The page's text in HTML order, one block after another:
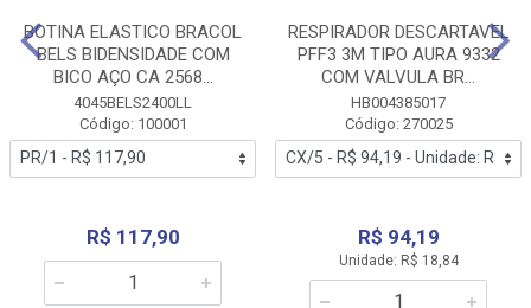
BOTINA ELASTICO BRACOL
BELS BIDENSIDADE COM
BICO AÇO CA 2568...
4045BELS2400LL
Código: 100001
R$ 117,90
RESPIRADOR DESCARTAVEL
PFF3 3M TIPO AURA 9332
COM VALVULA BR...
HB004385017
Código: 270025
R$ 94,19
Unidade: R$ 18,84